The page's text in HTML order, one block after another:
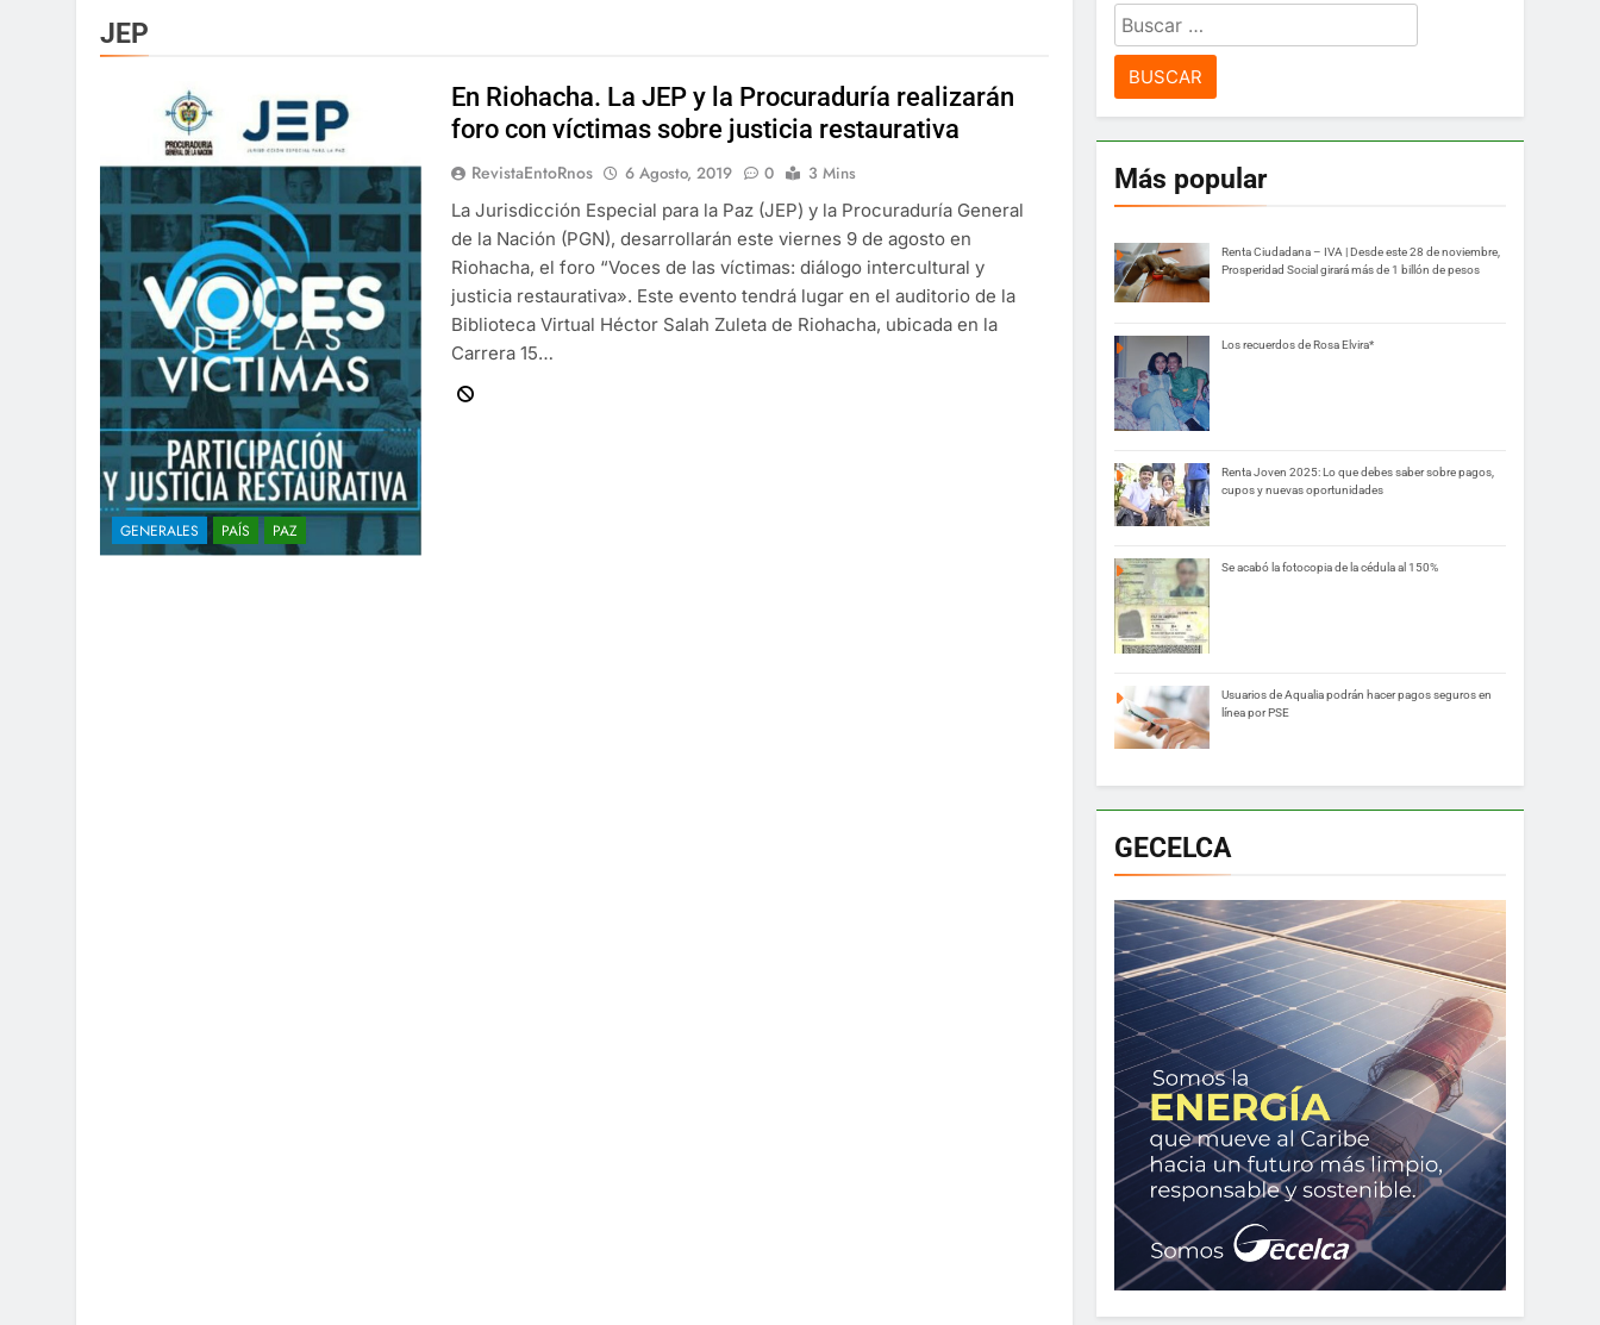
JEP
GENERALES PAÍS PAZ
En Riohacha. La JEP y la Procuraduría realizarán
foro con víctimas sobre justicia restaurativa
RevistaEntoRnos 6 Agosto, 2019 0
3 Mins
La Jurisdicción Especial para la Paz (JEP) y la Procuraduría General
de la Nación (PGN), desarrollarán este viernes 9 de agosto en
Riohacha, el foro “Voces de las víctimas: diálogo intercultural y
justicia restaurativa». Este evento tendrá lugar en el auditorio de la
Biblioteca Virtual Héctor Salah Zuleta de Riohacha, ubicada en la
Carrera 15…
Buscar:
Más popular
Renta Ciudadana – IVA | Desde este 28 de noviembre,
Prosperidad Social girará más de 1 billón de pesos
Los recuerdos de Rosa Elvira*
Renta Joven 2025: Lo que debes saber sobre pagos,
cupos y nuevas oportunidades
Se acabó la fotocopia de la cédula al 150%
Usuarios de Aqualia podrán hacer pagos seguros en
línea por PSE
GECELCA